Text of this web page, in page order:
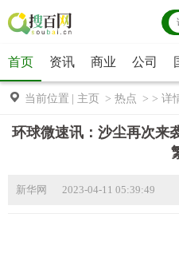
首页 资讯 商业 公司
当前位置 主页 > 热点 > > 详
环球微速讯：沙尘再次来
新华网 2023-04-11 05:39:49